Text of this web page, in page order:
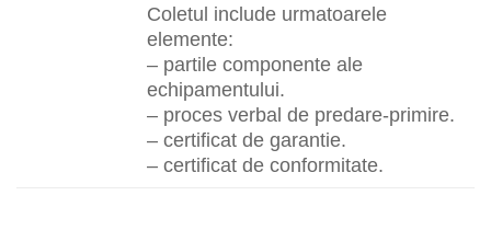
Coletul include urmatoarele
elemente:
– partile componente ale
echipamentului.
– proces verbal de predare-primire.
– certificat de garantie.
– certificat de conformitate.